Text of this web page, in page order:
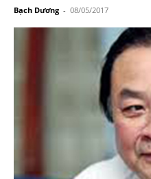
Bạch Dương - 08/05/2017